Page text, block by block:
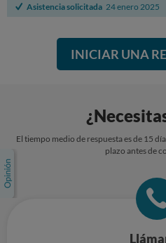
Asistencia solicitada 24 enero 2025
INICIAR UNA
El tiempo medio de respuesta es de 15
plazo antes de